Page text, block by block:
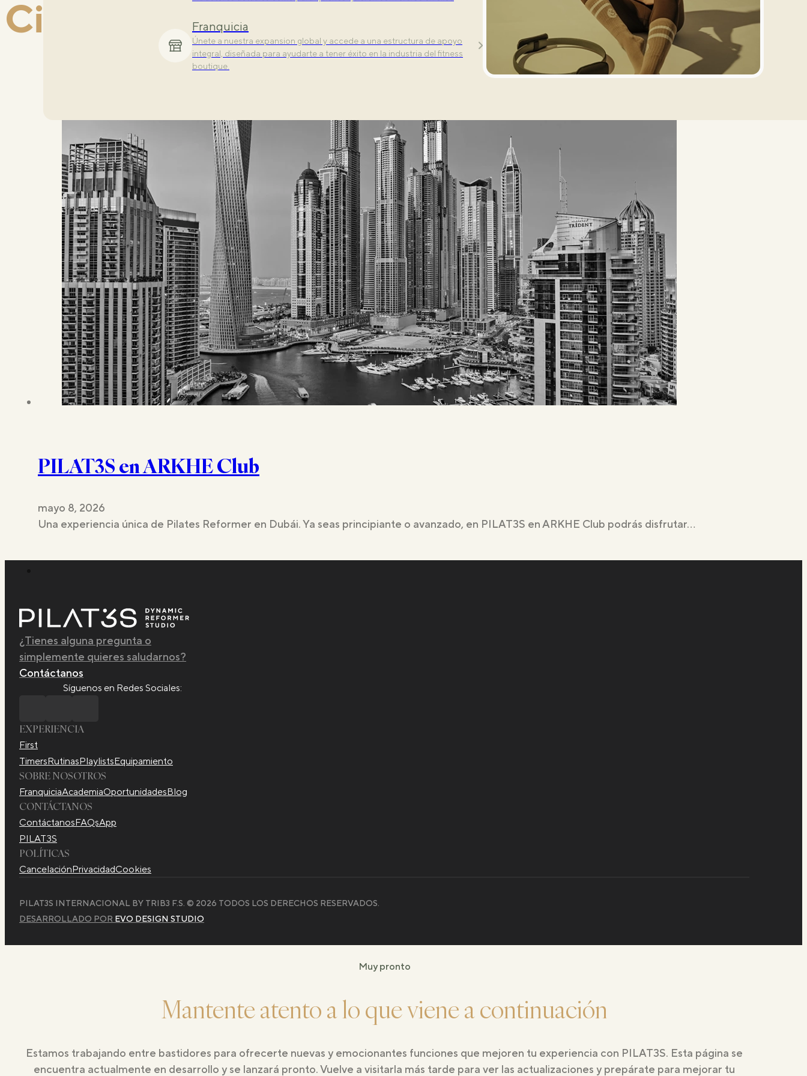
Franquicia
Únete a nuestra expansion global y accede a una estructura de apoyo
integral, diseñada para ayudarte a tener éxito en la industria del fitness
boutique.
City: Dubái
PILAT3S en ARKHE Club
mayo 8, 2026
Una experiencia única de Pilates Reformer en Dubái. Ya seas principiante o avanzado, en PILAT3S en ARKHE Club podrás disfrutar…
¿Tienes alguna pregunta o
simplemente quieres saludarnos?
Contáctanos
Síguenos en Redes Sociales:
EXPERIENCIA
First
TimersRutinasPlaylistsEquipamiento
SOBRE NOSOTROS
FranquiciaAcademiaOportunidadesBlog
CONTÁCTANOS
ContáctanosFAQsApp
PILAT3S
POLÍTICAS
CancelaciónPrivacidadCookies
PILAT3S INTERNACIONAL BY TRIB3 F.S. © 2026 TODOS LOS DERECHOS RESERVADOS.
DESARROLLADO POR EVO DESIGN STUDIO
Muy pronto
Mantente atento a lo que viene a continuación
Estamos trabajando entre bastidores para ofrecerte nuevas y emocionantes funciones que mejoren tu experiencia con PILAT3S. Esta página se
encuentra actualmente en desarrollo y se lanzará pronto. Vuelve a visitarla más tarde para ver las actualizaciones y prepárate para mejorar tu